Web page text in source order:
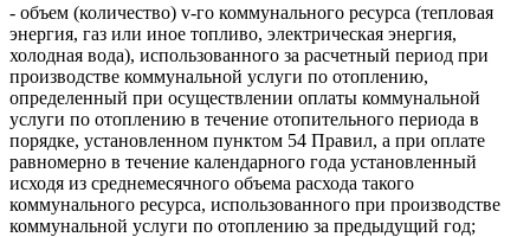
- объем (количество) v-го коммунального ресурса (тепловая
энергия, газ или иное топливо, электрическая энергия,
холодная вода), использованного за расчетный период при
производстве коммунальной услуги по отоплению,
определенный при осуществлении оплаты коммунальной
услуги по отоплению в течение отопительного периода в
порядке, установленном пунктом 54 Правил, а при оплате
равномерно в течение календарного года установленный
исходя из среднемесячного объема расхода такого
коммунального ресурса, использованного при производстве
коммунальной услуги по отоплению за предыдущий год;